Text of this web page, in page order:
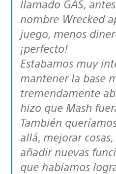
llamado GAS,
nombre Wrecked
juego, menos
¡perfecto!
Estabamos muy
mantener la base
tremendamente
hizo que Mash
También
allá, mejorar
añadir nuevas
que habíamos